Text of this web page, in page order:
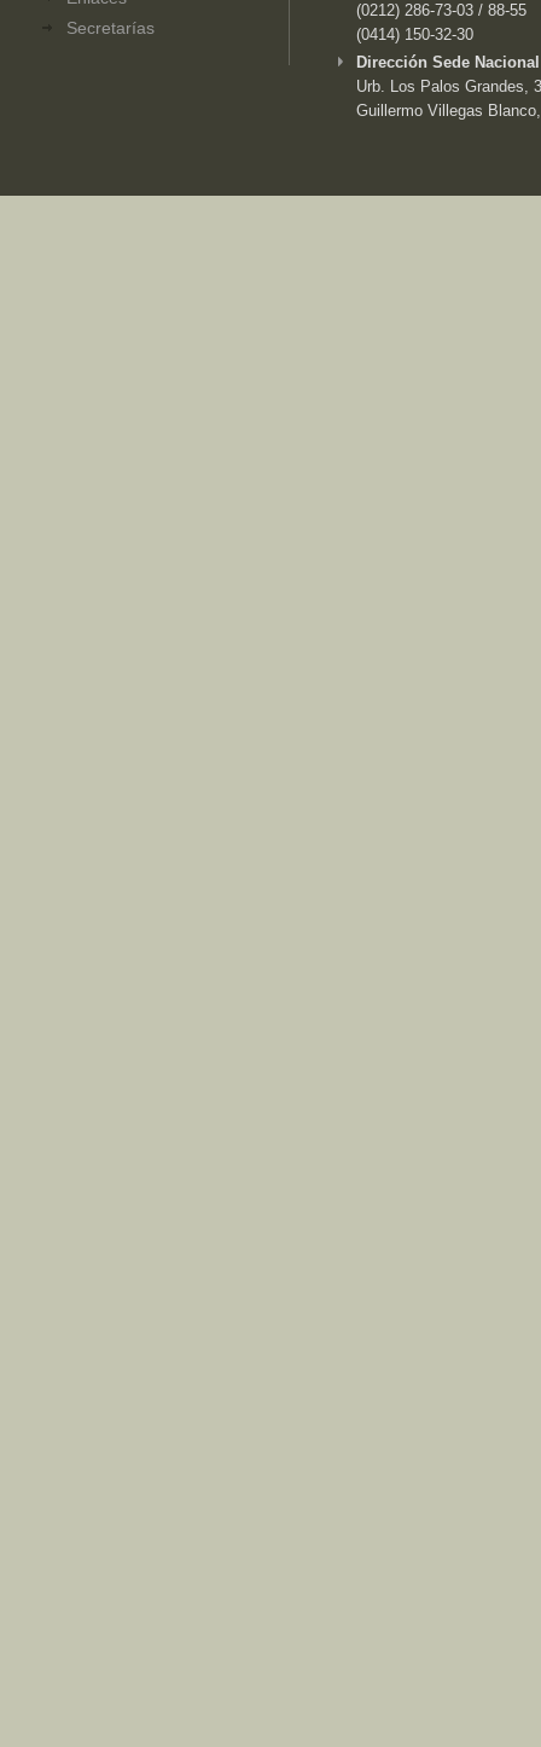
Secretarías
(0212) 286-73-03 / 88-55
(0414) 150-32-30
Dirección Sede
Urb. Los Palos Grandes,
Guillermo Villegas